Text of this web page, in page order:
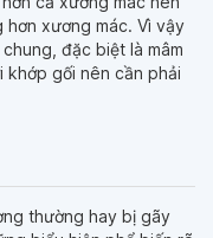
xương mác. Vì vậy
đặc biệt là mâm
khớp gối nên cần phải
thường hay bị gãy